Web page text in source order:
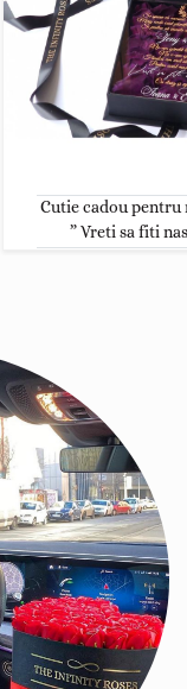
Cutie cadou pentru
” Vreti sa fiti